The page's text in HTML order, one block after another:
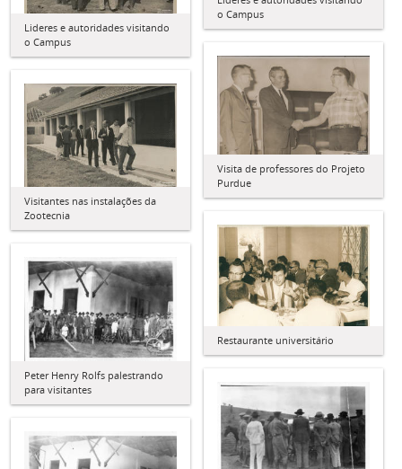
o Campus
Lideres e autoridades visitando
o Campus
Visita de professores do Projeto
Purdue
Visitantes nas instalações da
Zootecnia
Restaurante universitário
Peter Henry Rolfs palestrando
para visitantes